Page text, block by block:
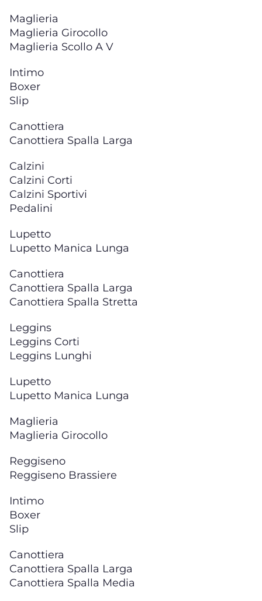
Maglieria
Maglieria Girocollo
Maglieria Scollo A V
Intimo
Boxer
Slip
Canottiera
Canottiera Spalla Larga
Calzini
Calzini Corti
Calzini Sportivi
Pedalini
Lupetto
Lupetto Manica Lunga
Canottiera
Canottiera Spalla Larga
Canottiera Spalla Stretta
Leggins
Leggins Corti
Leggins Lunghi
Lupetto
Lupetto Manica Lunga
Maglieria
Maglieria Girocollo
Reggiseno
Reggiseno Brassiere
Intimo
Boxer
Slip
Canottiera
Canottiera Spalla Larga
Canottiera Spalla Media